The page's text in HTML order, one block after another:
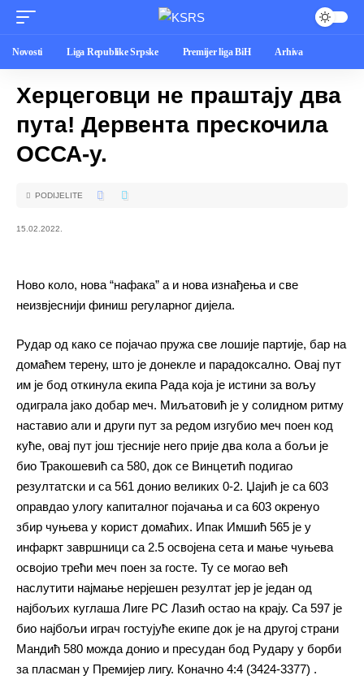
Novosti Liga Republike Srpske Premijer liga BiH Arhiva
Херцеговци не праштају два
пута! Дервента прескочила
ОССА-у.
15.02.2022.
PODIJELITE
Ново коло, нова “нафака” а и нова изнађења и све
неизвјеснији финиш регуларног дијела.
Рудар од како се појачао пружа све лошије партије, бар на
домаћем терену, што је донекле и парадоксално. Овај пут
им је бод откинула екипа Рада која је истини за вољу
одиграла јако добар меч. Миљатовић је у солидном ритму
наставио али и други пут за редом изгубио меч поен код
куће, овај пут још тјесније него прије два кола а бољи је
био Тракошевић са 580, док се Винцетић подигао
резултатски и са 561 донио великих 0-2. Џајић је са 603
оправдао улогу капиталног појачања и са 603 окренуо
збир чуњева у корист домаћих. Ипак Имшић 565 је у
инфаркт завршници са 2.5 освојена сета и мање чуњева
освојио трећи меч поен за госте. Ту се могао већ
наслутити најмање нерјешен резултат јер је један од
најбољих куглаша Лиге РС Лазић остао на крају. Са 597 је
био најбољи играч гостујуће екипе док је на другој страни
Мандић 580 можда донио и пресудан бод Рудару у борби
за пласман у Премијер лигу. Коначно 4:4 (3424-3377) .